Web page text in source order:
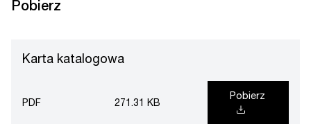
Pobierz
Karta katalogowa
PDF 271.31 KB
Pobierz